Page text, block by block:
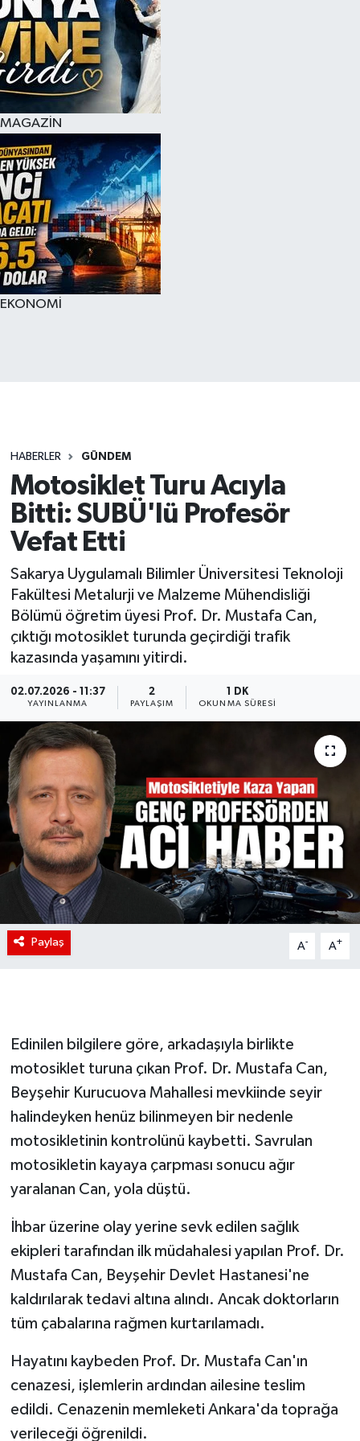
MAGAZİN
EKONOMİ
HABERLER GÜNDEM
Motosiklet Turu Acıyla
Bitti: SUBÜ'lü Profesör
Vefat Etti
Sakarya Uygulamalı Bilimler Üniversitesi Teknoloji
Fakültesi Metalurji ve Malzeme Mühendisliği
Bölümü öğretim üyesi Prof. Dr. Mustafa Can,
çıktığı motosiklet turunda geçirdiği trafik
kazasında yaşamını yitirdi.
02.07.2026 - 11:37
YAYINLANMA
2
PAYLAŞIM
1 DK
OKUNMA SÜRESI
Paylaş A- A+
Edinilen bilgilere göre, arkadaşıyla birlikte
motosiklet turuna çıkan Prof. Dr. Mustafa Can,
Beyşehir Kurucuova Mahallesi mevkiinde seyir
halindeyken henüz bilinmeyen bir nedenle
motosikletinin kontrolünü kaybetti. Savrulan
motosikletin kayaya çarpması sonucu ağır
yaralanan Can, yola düştü.
İhbar üzerine olay yerine sevk edilen sağlık
ekipleri tarafından ilk müdahalesi yapılan Prof. Dr.
Mustafa Can, Beyşehir Devlet Hastanesi'ne
kaldırılarak tedavi altına alındı. Ancak doktorların
tüm çabalarına rağmen kurtarılamadı.
Hayatını kaybeden Prof. Dr. Mustafa Can'ın
cenazesi, işlemlerin ardından ailesine teslim
edildi. Cenazenin memleketi Ankara'da toprağa
verileceği öğrenildi.